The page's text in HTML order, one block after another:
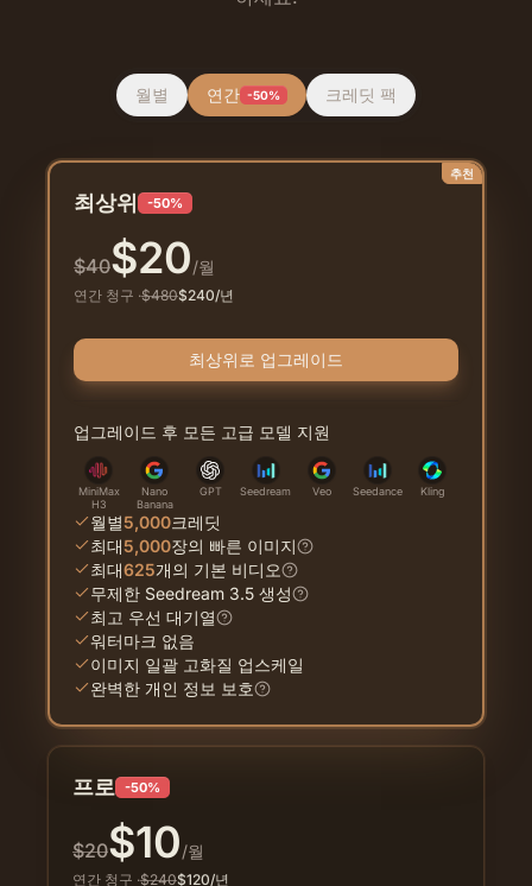
월별 연간 -50% 크레딧 팩
프로 -50%
$20$10/월
연간 청구 ·$240$120/년
추천
최상위 -50%
$40$20/월
연간 청구 ·$480$240/년
최상위로 업그레이드
업그레이드 후 모든 고급 모델 지원
MiniMax
H3
Nano
Banana
GPT Seedream Veo Seedance Kling
월별5,000크레딧
최대5,000장의 빠른 이미지
최대625개의 기본 비디오
무제한 Seedream 3.5 생성
최고 우선 대기열
워터마크 없음
이미지 일괄 고화질 업스케일
완벽한 개인 정보 보호